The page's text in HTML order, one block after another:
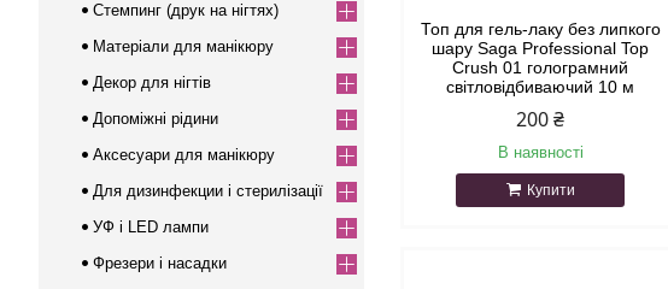
Топ для гель-лаку без липкого
шару Saga Professional Top
Crush 01 голограмний
світловідбиваючий 10 м
200 ₴
В наявності
Купити
Стемпинг (друк на нігтях)
Матеріали для манікюру
Декор для нігтів
Допоміжні рідини
Аксесуари для манікюру
Для дизинфекции і стерилізації
УФ і LED лампи
Фрезери і насадки